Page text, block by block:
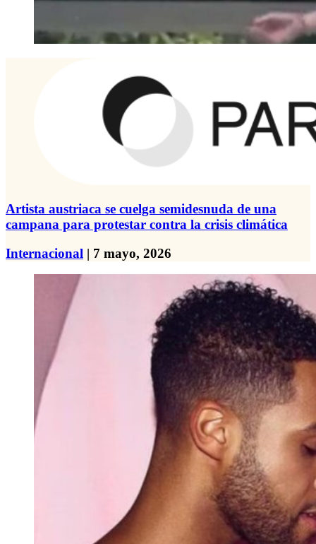
Artista austriaca se cuelga semidesnuda de una
campana para protestar contra la crisis climática
Internacional | 7 mayo, 2026